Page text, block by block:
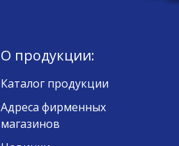
О продукции:
Каталог продукции
Адреса фирменных
магазинов